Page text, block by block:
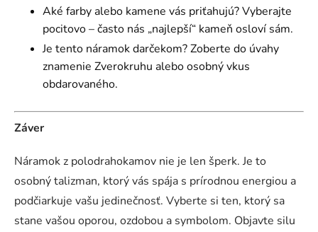
Aké farby alebo kamene vás priťahujú? Vyberajte
pocitovo – často nás „najlepší“ kameň osloví sám.
Je tento náramok darčekom? Zoberte do úvahy
znamenie Zverokruhu alebo osobný vkus
obdarovaného.
Záver
Náramok z polodrahokamov nie je len šperk. Je to
osobný talizman, ktorý vás spája s prírodnou energiou a
podčiarkuje vašu jedinečnosť. Vyberte si ten, ktorý sa
stane vašou oporou, ozdobou a symbolom. Objavte silu